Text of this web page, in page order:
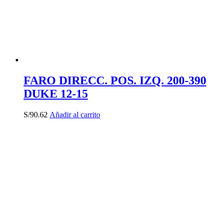
FARO DIRECC. POS. IZQ. 200-390
DUKE 12-15
S/90.62 Añadir al carrito